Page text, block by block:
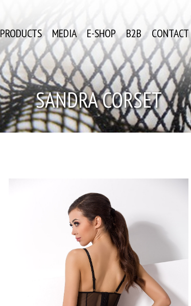
PRODUCTS MEDIA E-SHOP B2B CONTACT
SANDRA CORSET